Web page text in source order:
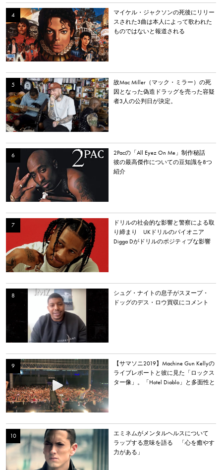
マイケル・ジャクソンの死後にリリー
スされた3曲は本人によって歌われた
ものではないと報道される
故Mac Miller（マック・ミラー）の死
因となった偽造ドラッグを売った容疑
者3人の公判日が決定。
2Pacの「All Eyez On Me」制作秘話
彼の最高傑作についての豆知識を8つ
紹介
ドリルの社会的な影響と警察による取
り締まり UKドリルのパイオニア
Digga Dがドリルのポジティブな影響
シュグ・ナイトの息子がスヌープ・
ドッグのデス・ロウ買収にコメント
【サマソニ2019】Machine Gun Kellyの
ライブレポートと彼に見た「ロックス
ター像」。「Hotel Diablo」と多面性と
エミネムがメンタルヘルスについて
ラップする意味を語る 「心を癒やす
力がある」